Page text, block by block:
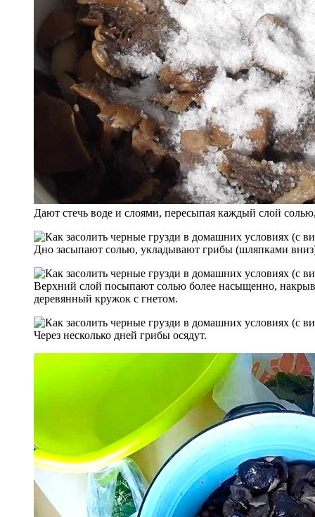
Дают стечь воде и слоями, пересыпая каждый слой
Дно засыпают солью, укладывают грибы (шляпками
Верхний слой посыпают солью более насыщенно,
деревянный кружок с гнетом.
Через несколько дней грибы осядут.